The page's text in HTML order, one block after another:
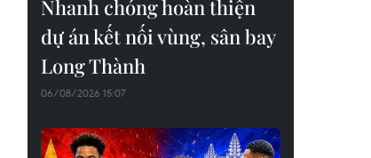
Nhanh chóng hoàn thiện
dự án kết nối vùng, sân bay
Long Thành
06/08/2026 15:07